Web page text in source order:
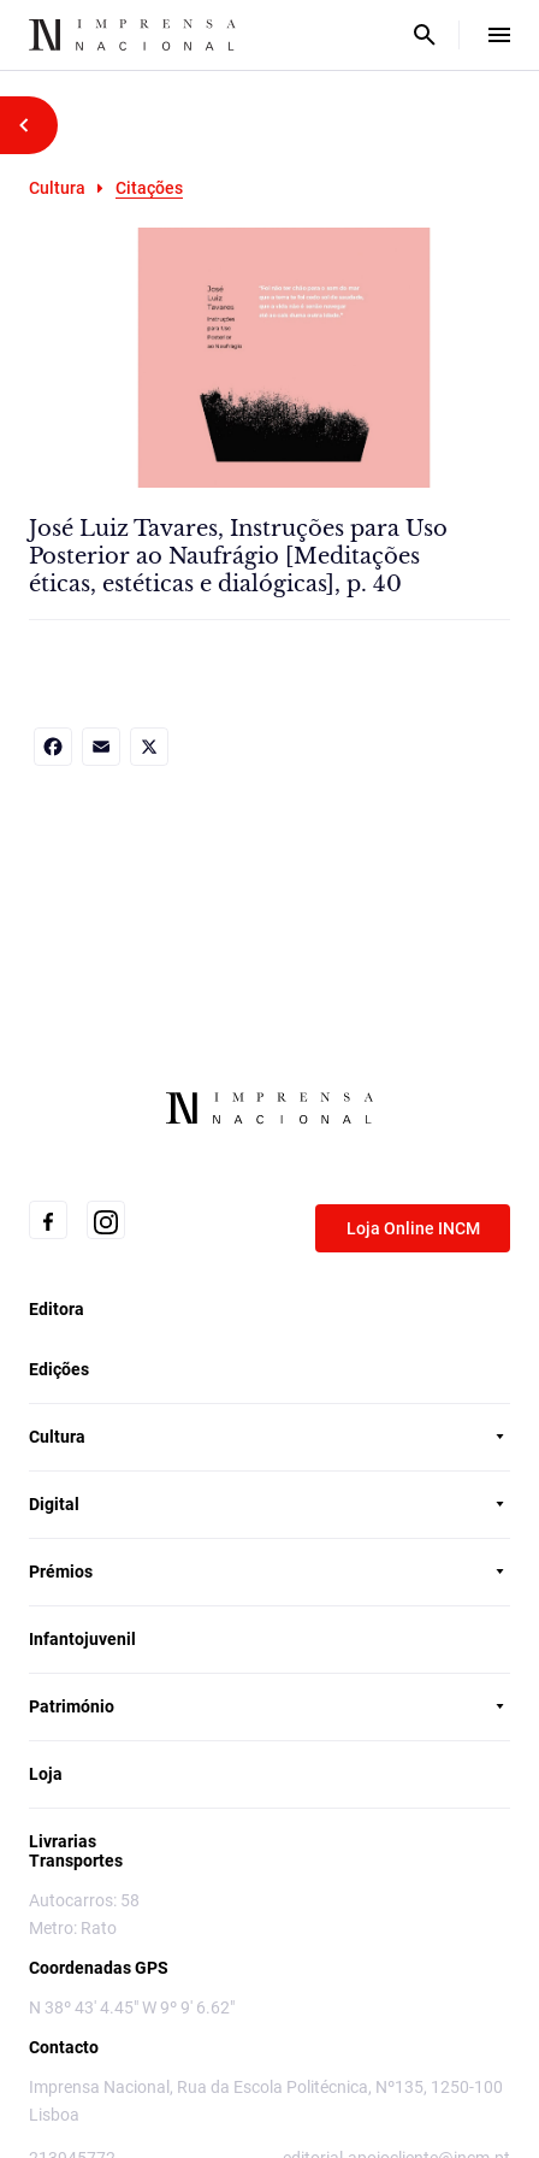
Cultura Citações
José Luiz Tavares, Instruções para Uso
Posterior ao Naufrágio [Meditações
éticas, estéticas e dialógicas], p. 40
Loja Online INCM
Editora
Edições
Cultura
Digital
Prémios
Infantojuvenil
Património
Loja
Livrarias
Transportes
Autocarros: 58
Metro: Rato
Coordenadas GPS
N 38º 43' 4.45" W 9º 9' 6.62"
Contacto
Imprensa Nacional, Rua da Escola Politécnica, Nº135, 1250-100
Lisboa